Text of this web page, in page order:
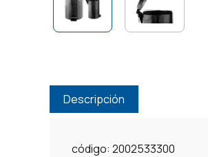
Descripción
código: 2002533300